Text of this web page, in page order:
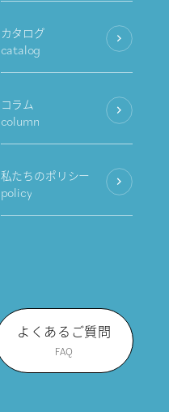
カタログ
catalog
コラム
column
私たちのポリシー
policy
よくあるご質問
FAQ